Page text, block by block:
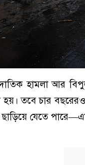
হামলা আর বিপুল
তবে চার
যেতে